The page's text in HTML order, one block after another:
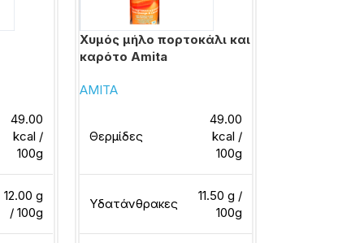
49.00
kcal /
100g
12.00 g
/ 100g
Χυμός μήλο πορτοκάλι και
καρότο Amita
AMITA
Θερμίδες
49.00
kcal /
100g
Υδατάνθρακες
11.50 g /
100g